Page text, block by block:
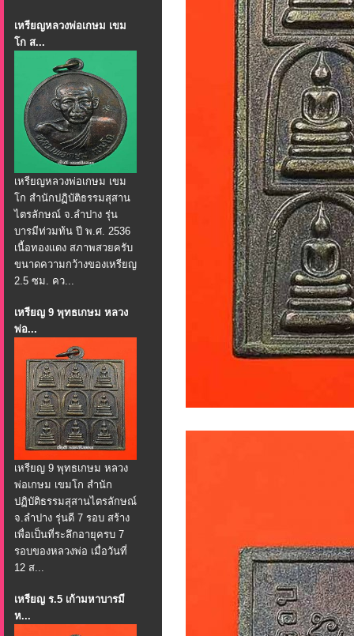
เหรียญหลวงพ่อเกษม เขม
โก ส...
เหรียญหลวงพ่อเกษม เขม
โก สำนักปฏิบัติธรรมสุสาน
ไตรลักษณ์ จ.ลำปาง รุ่น
บารมีท่วมท้น ปี พ.ศ. 2536
เนื้อทองแดง สภาพสวยครับ
ขนาดความกว้างของเหรียญ
2.5 ซม. คว...
เหรียญ 9 พุทธเกษม หลวง
พ่อ...
เหรียญ 9 พุทธเกษม หลวง
พ่อเกษม เขมโก สำนัก
ปฏิบัติธรรมสุสานไตรลักษณ์
จ.ลำปาง รุ่นดี 7 รอบ สร้าง
เพื่อเป็นที่ระลึกอายุครบ 7
รอบของหลวงพ่อ เมื่อวันที่
12 ส...
เหรียญ ร.5 เก้ามหาบารมี
ห...